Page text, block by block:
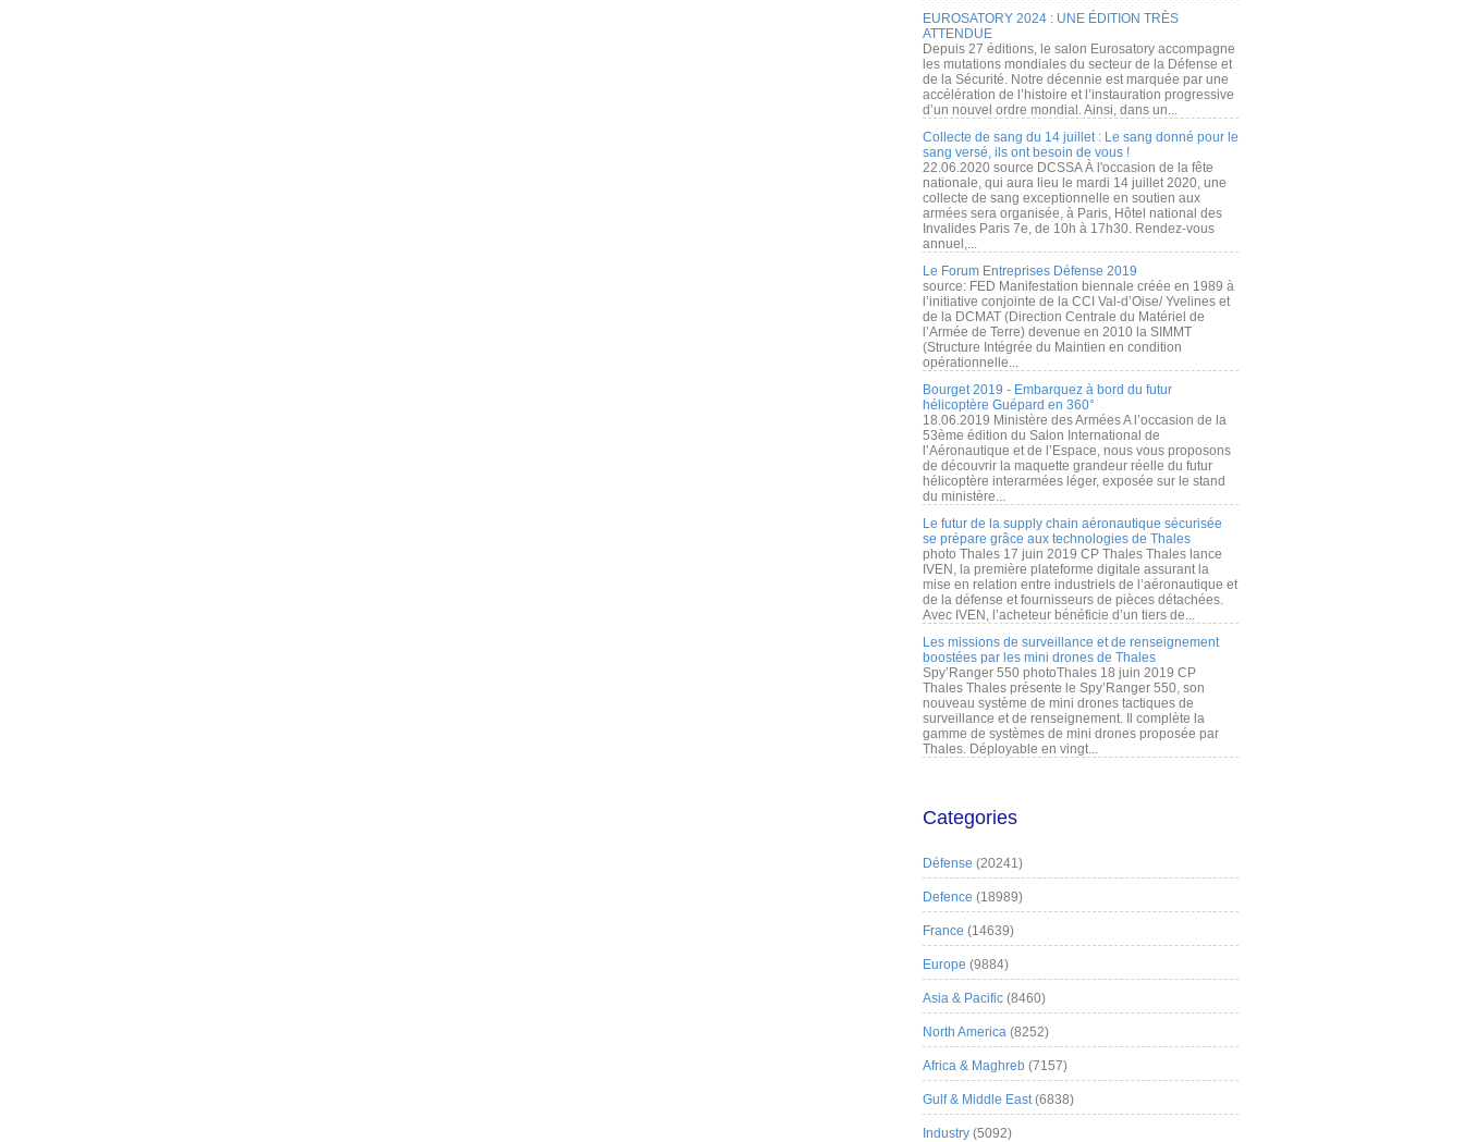
EUROSATORY 2024 : UNE ÉDITION TRÈS
ATTENDUE
Depuis 27 éditions, le salon Eurosatory accompagne
les mutations mondiales du secteur de la Défense et
de la Sécurité. Notre décennie est marquée par une
accélération de l’histoire et l’instauration progressive
d’un nouvel ordre mondial. Ainsi, dans un...
Collecte de sang du 14 juillet : Le sang donné pour le
sang versé, ils ont besoin de vous !
22.06.2020 source DCSSA À l'occasion de la fête
nationale, qui aura lieu le mardi 14 juillet 2020, une
collecte de sang exceptionnelle en soutien aux
armées sera organisée, à Paris, Hôtel national des
Invalides Paris 7e, de 10h à 17h30. Rendez-vous
annuel,...
Le Forum Entreprises Défense 2019
source: FED Manifestation biennale créée en 1989 à
l’initiative conjointe de la CCI Val-d’Oise/ Yvelines et
de la DCMAT (Direction Centrale du Matériel de
l’Armée de Terre) devenue en 2010 la SIMMT
(Structure Intégrée du Maintien en condition
opérationnelle...
Bourget 2019 - Embarquez à bord du futur
hélicoptère Guépard en 360°
18.06.2019 Ministère des Armées A l’occasion de la
53ème édition du Salon International de
l’Aéronautique et de l’Espace, nous vous proposons
de découvrir la maquette grandeur réelle du futur
hélicoptère interarmées léger, exposée sur le stand
du ministère...
Le futur de la supply chain aéronautique sécurisée
se prépare grâce aux technologies de Thales
photo Thales 17 juin 2019 CP Thales Thales lance
IVEN, la première plateforme digitale assurant la
mise en relation entre industriels de l’aéronautique et
de la défense et fournisseurs de pièces détachées.
Avec IVEN, l’acheteur bénéficie d’un tiers de...
Les missions de surveillance et de renseignement
boostées par les mini drones de Thales
Spy’Ranger 550 photoThales 18 juin 2019 CP
Thales Thales présente le Spy’Ranger 550, son
nouveau système de mini drones tactiques de
surveillance et de renseignement. Il complète la
gamme de systèmes de mini drones proposée par
Thales. Déployable en vingt...
Categories
Défense (20241)
Defence (18989)
France (14639)
Europe (9884)
Asia & Pacific (8460)
North America (8252)
Africa & Maghreb (7157)
Gulf & Middle East(6838)
Industry (5092)